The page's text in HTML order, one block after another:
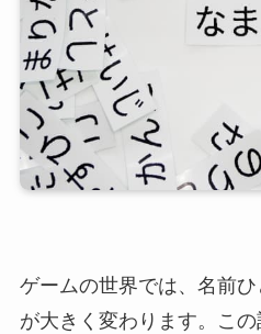
ゲームの世界では、名前
が大きく変わります。こ